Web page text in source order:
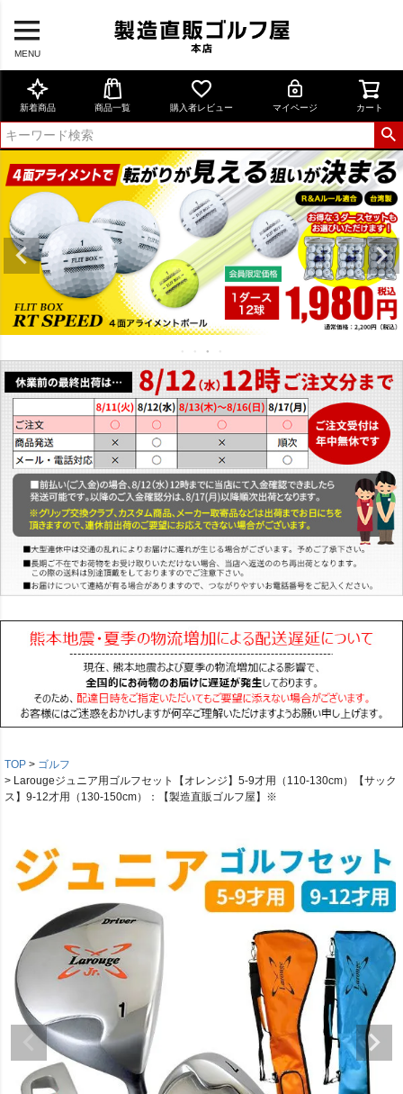
MENU
新着商品 商品一覧 購入者レビュー マイページ カート
TOP
ゴルフ
Larougeジュニア用ゴルフセット【オレンジ】5-9才用（110-130cm）【サック
ス】9-12才用（130-150cm）：【製造直販ゴルフ屋】※